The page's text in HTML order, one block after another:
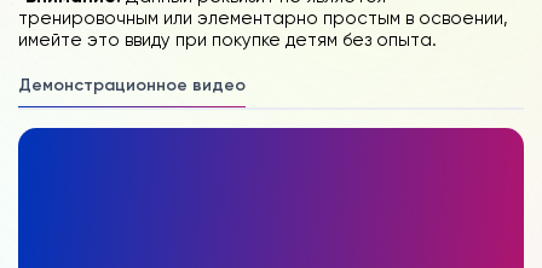
тренировочным или элементарно простым в освоении,
имейте это ввиду при покупке детям без опыта.
Демонстрационное видео